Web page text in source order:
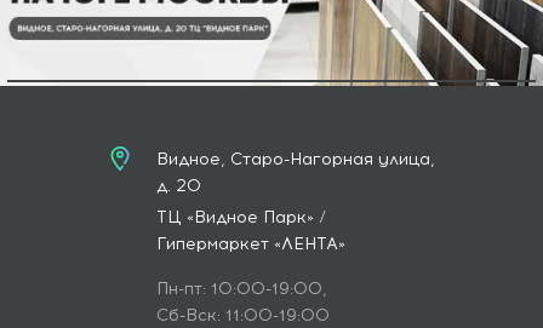
Видное, Старо-Нагорная улица,
д. 20
ТЦ «Видное Парк» /
Гипермаркет «ЛЕНТА»
Пн-пт: 10:00-19:00,
Сб-Вск: 11:00-19:00